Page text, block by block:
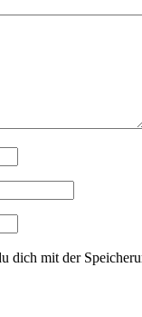
dich mit der